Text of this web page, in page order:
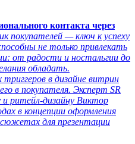
контакта через
покупателей — ключ к успеху
не только привлекать
от радости и ностальгии до
обладать.
триггеров в дизайне витрин
в покупателя. Эксперт SR
и ритейл-дизайну Виктор
в концепции оформления
для презентации